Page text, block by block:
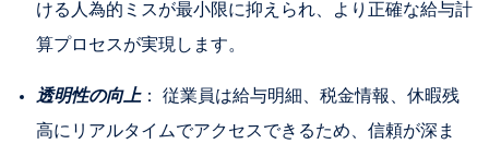
ける人為的ミスが最小限に抑えられ、より正確な給与計
算プロセスが実現します。
透明性の向上： 従業員は給与明細、税金情報、休暇残
高にリアルタイムでアクセスできるため、信頼が深ま